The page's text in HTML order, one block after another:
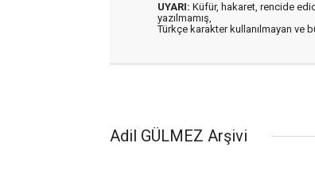
UYARI: Küfür, hakaret, rencide
yazılmamış,
Türkçe karakter kullanılmayan ve
Adil GÜLMEZ Arşivi